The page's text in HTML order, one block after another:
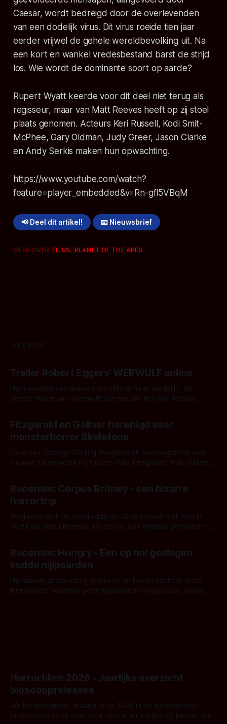
Caesar, wordt bedreigd door de overlevenden
van een dodelijk virus. Dit virus roeide tien jaar
eerder vrijwel de gehele wereldbevolking uit. Na
een kort en wankel vredesbestand barst de strijd
los. Wie wordt de dominante soort op aarde?
Rupert Wyatt keerde voor dit deel niet terug als
regisseur, maar van Matt Reeves heeft op zij stoel
plaats genomen. Acteurs Keri Russell, Kodi Smit-
McPhee, Gary Oldman, Judy Greer, Jason Clarke
en Andy Serkis maken hun opwachting.
https://www.youtube.com/watch?
feature=player_embedded&v=Rn-gfl5VBqM
📢 Deel dit artikel! 📧 Nieuwsbrief
MEER OVER:FILMS,PLANET OF THE APES
LEES MEER
Trailer Robert Eggers' WERWULF online
Na maanden van teasers en stills is hij er eindelijk: de
eerste trailer van 'Werwulf'. De nieuwe film van Robert
kille stijl vol folklore en mythe. Het topic deze keer is (kon
het het al raden?)... de weerwolf. Kijk je mee?
Fitzgerald en Gallner herenigd voor
monsterhorror Skeletons
Fans van 'Strange Darling' mogen zich verheugen op een
nieuwe samenwerking tussen Willa Fitzgerald, Kyle Gallner
'Skeletons', een nieuwe creature feature waarvoor de
opnames zijn gestart in Australië.
Recensie: Corpus Britney - een bizarre
horrortrip
Belgische dichter Dominique de Groen houdt zich niet in
met haar debuutroman. De cover, een digitaal gerenderd en
achtergrond, belooft iets kleurrijks maar onheilspellends,
iets ongrijpbaars. En dat maakt De Groen met ieder woord
waar.
Recensie: Hungry - Een op hol geslagen
kudde nijlpaarden
Na haaien, anaconda's, leeuwen en beren dachten deze
filmmakers: waarom geen nijlpaarden? Regisseur James
Horrorfilms 2026 - Jaarlijks overzicht
bioscoopreleases
Welke horrorfilms draaien er in 2026 in de Nederlandse
bioscopen? In dit overzicht vind je nu al bijna 50 horror- en